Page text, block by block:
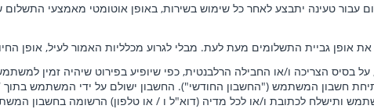
עבור טעינה יתבצע לאחר כל שימוש בשירות, באופן אוטומטי מאמצעי
אופן גביית התשלומים מעת לעת. מבלי לגרוע מכלליות האמור לעיל, אופן
על בסיס הצריכה ו/או החבילה הרלבנטית, כפי שיופיע בפירוט שיהיה
ותישלח לכתובת ו/או לכל מדיה (דוא"ל ו / או טלפון) הרשומה בחשבון